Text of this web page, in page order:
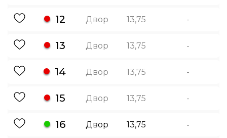
12 Двор 13,75 -
13 Двор 13,75 -
14 Двор 13,75 -
15 Двор 13,75 -
16 Двор 13,75 -